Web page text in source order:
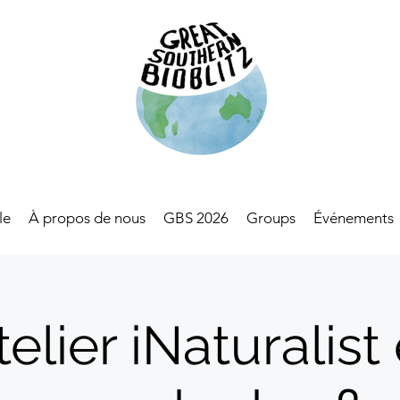
À propos de nous GBS 2026 Groups Événements
iNaturalist